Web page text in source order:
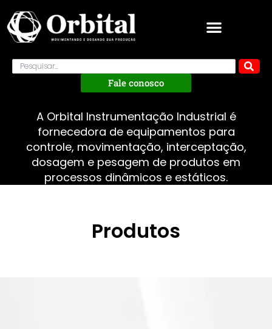
Fale conosco
A Orbital Instrumentação Industrial é
fornecedora de equipamentos para
controle, movimentação, interceptação,
dosagem e pesagem de produtos em
processos dinâmicos e estáticos.
Produtos